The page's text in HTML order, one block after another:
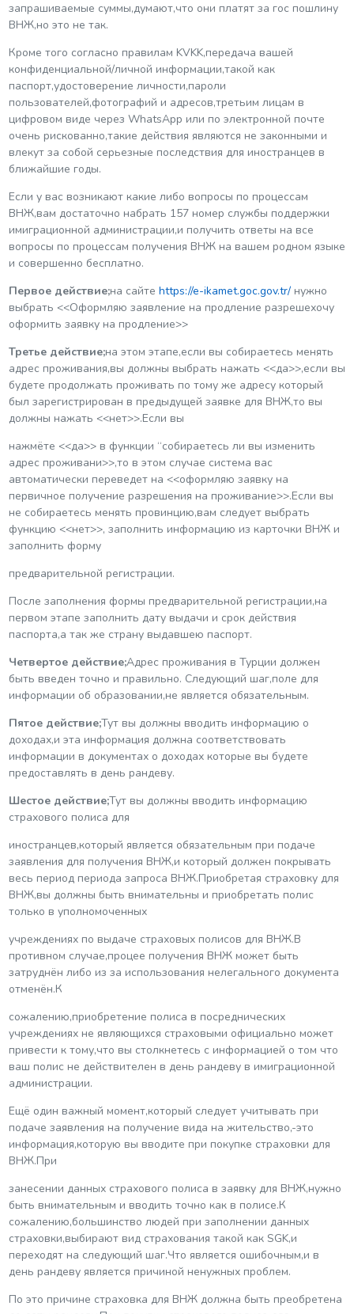
запрашиваемые суммы,думают,что они платят за гос пошлину
ВНЖ,но это не так.
Кроме того согласно правилам KVKK,передача вашей
конфиденциальной/личной информации,такой как
паспорт,удостоверение личности,пароли
пользователей,фотографий и адресов,третьим лицам в
цифровом виде через WhatsApp или по электронной почте
очень рискованно,такие действия являются не законными и
влекут за собой серьезные последствия для иностранцев в
ближайшие годы.
Если у вас возникают какие либо вопросы по процессам
ВНЖ,вам достаточно набрать 157 номер службы поддержки
имиграционной администрации,и получить ответы на все
вопросы по процессам получения ВНЖ на вашем родном языке
и совершенно бесплатно.
Первое действие;на сайте https://e-ikamet.goc.gov.tr/ нужно
выбрать <<Оформляю заявление на продление разрешехочу
оформить заявку на продление>>
Третье действие;на этом этапе,если вы собираетесь менять
адрес проживания,вы должны выбрать нажать <<да>>,если вы
будете продолжать проживать по тому же адресу который
был зарегистрирован в предыдущей заявке для ВНЖ,то вы
должны нажать <<нет>>.Если вы
нажмёте <<да>> в функции “собираетесь ли вы изменить
адрес проживани>>,то в этом случае система вас
автоматически переведет на <<оформляю заявку на
первичное получение разрешения на проживание>>.Если вы
не собираетесь менять провинцию,вам следует выбрать
функцию <<нет>>, заполнить информацию из карточки ВНЖ и
заполнить форму
предварительной регистрации.
После заполнения формы предварительной регистрации,на
первом этапе заполнить дату выдачи и срок действия
паспорта,а так же страну выдавшею паспорт.
Четвертое действие;Адрес проживания в Турции должен
быть введен точно и правильно. Следующий шаг,поле для
информации об образовании,не является обязательным.
Пятое действие;Тут вы должны вводить информацию о
доходах,и эта информация должна соответствовать
информации в документах о доходах которые вы будете
предоставлять в день рандеву.
Шестое действие;Тут вы должны вводить информацию
страхового полиса для
иностранцев,который является обязательным при подаче
заявления для получения ВНЖ,и который должен покрывать
весь период периода запроса ВНЖ.Приобретая страховку для
ВНЖ,вы должны быть внимательны и приобретать полис
только в уполномоченных
учреждениях по выдаче страховых полисов для ВНЖ.В
противном случае,процее получения ВНЖ может быть
затруднён либо из за использования нелегального документа
отменён.К
сожалению,приобретение полиса в посреднических
учреждениях не являющихся страховыми официально может
привести к тому,что вы столкнетесь с информацией о том что
ваш полис не действителен в день рандеву в имиграционной
администрации.
Ещё один важный момент,который следует учитывать при
подаче заявления на получение вида на жительство,-это
информация,которую вы вводите при покупке страховки для
ВНЖ.При
занесении данных страхового полиса в заявку для ВНЖ,нужно
быть внимательным и вводить точно как в полисе.К
сожалению,большинство людей при заполнении данных
страховки,выбирают вид страхования такой как SGK,и
переходят на следующий шаг.Что является ошибочным,и в
день рандеву является причиной ненужных проблем.
По это причине страховка для ВНЖ должна быть преобретена